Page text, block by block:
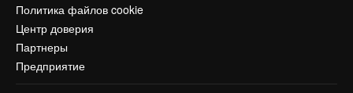
Политика файлов cookie
Центр доверия
Партнеры
Предприятие